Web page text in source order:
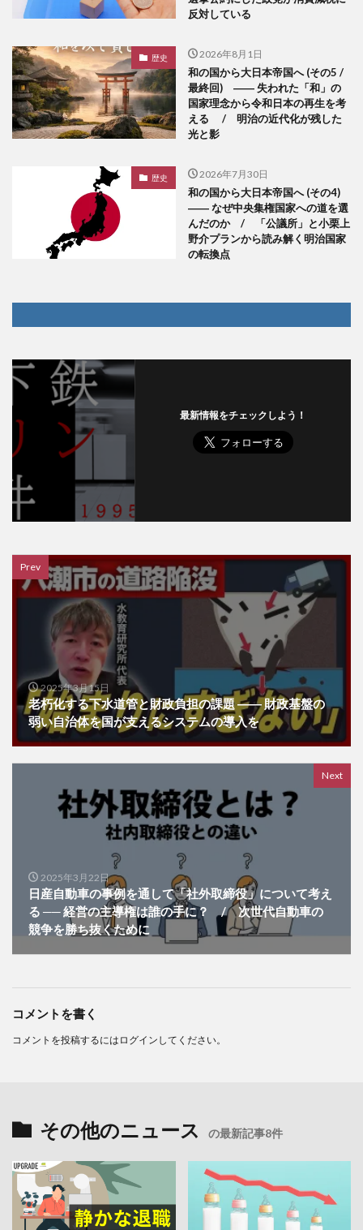
反対している
歴史 2026年8月1日
和の国から大日本帝国へ (その5 /
最終回) ―― 失われた「和」の
国家理念から令和日本の再生を考
える / 明治の近代化が残した
光と影
歴史 2026年7月30日
和の国から大日本帝国へ (その4)
―― なぜ中央集権国家への道を選
んだのか / 「公議所」と小栗上
野介プランから読み解く明治国家
の転換点
最新情報をチェックしよう！
Prev
2025年3月15日
老朽化する下水道管と財政負担の課題 ―― 財政基盤の
弱い自治体を国が支えるシステムの導入を
Next
2025年3月22日
日産自動車の事例を通して「社外取締役」について考え
る ── 経営の主導権は誰の手に？ / 次世代自動車の
競争を勝ち抜くために
コメントを書く
コメントを投稿するには ログイン してください。
その他のニュース の最新記事8件